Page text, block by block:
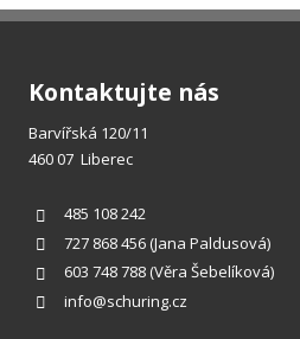
Kontaktujte nás
Barvířská 120/11
460 07 Liberec
485 108 242
727 868 456 (Jana Paldusová)
603 748 788 (Věra Šebelíková)
info@schuring.cz